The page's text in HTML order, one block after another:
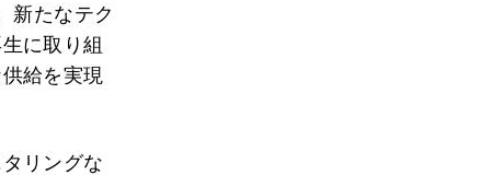
新たなテク
に取り組
給を実現
リングな